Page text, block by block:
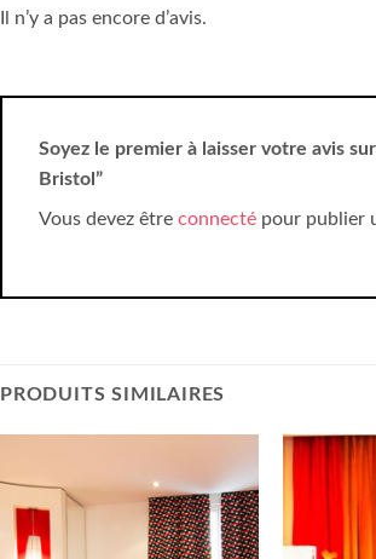
Il n’y a pas encore d’avis.
Soyez le premier à laisser votre avis
Bristol”
Vous devez être connecté pour publier
PRODUITS SIMILAIRES